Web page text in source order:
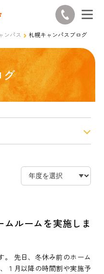
ンパス 札幌キャンパスブログ
グ
ムルームを実施しま
。 先日、冬休み前のホーム
１月以降の時間割や実施予